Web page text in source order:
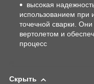
высокая
использованием при
точечной сварки.
вертолетом и
процесс
Скрыть